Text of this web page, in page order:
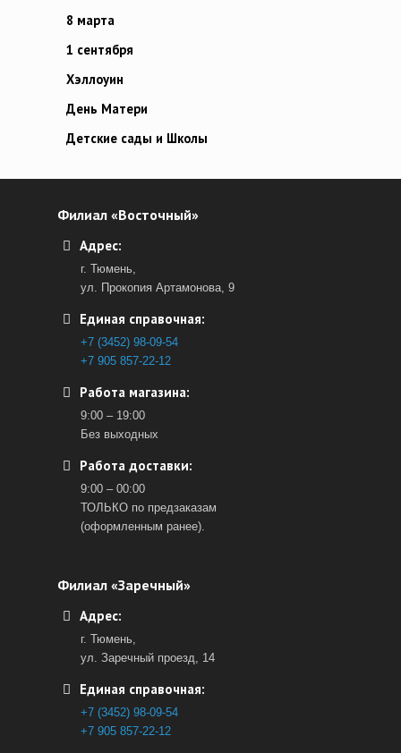
8 марта
1 сентября
Хэллоуин
День Матери
Детские сады и Школы
Филиал «Восточный»
Адрес:
г. Тюмень,
ул. Прокопия Артамонова, 9
Единая справочная:
+7 (3452) 98-09-54
+7 905 857-22-12
Работа магазина:
9:00 – 19:00
Без выходных
Работа доставки:
9:00 – 00:00
ТОЛЬКО по предзаказам
(оформленным ранее).
Филиал «Заречный»
Адрес:
г. Тюмень,
ул. Заречный проезд, 14
Единая справочная:
+7 (3452) 98-09-54
+7 905 857-22-12